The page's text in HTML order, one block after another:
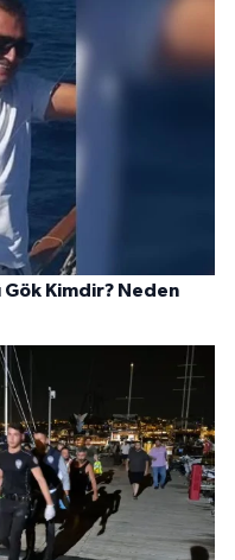
Gök Kimdir? Neden